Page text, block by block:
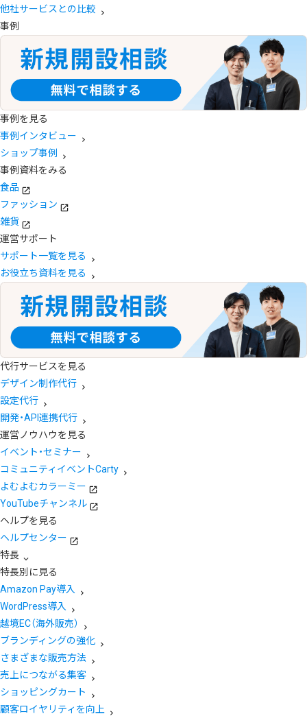
他社サービスとの比較
事例
事例を見る
事例インタビュー
ショップ事例
事例資料をみる
食品
ファッション
雑貨
運営サポート
サポート一覧を見る
お役立ち資料を見る
代行サービスを見る
デザイン制作代行
設定代行
開発・API連携代行
運営ノウハウを見る
イベント・セミナー
コミュニティイベントCarty
よむよむカラーミー
YouTubeチャンネル
ヘルプを見る
ヘルプセンター
特長
特長別に見る
Amazon Pay導入
WordPress導入
越境EC（海外販売）
ブランディングの強化
さまざまな販売方法
売上につながる集客
ショッピングカート
顧客ロイヤリティを向上